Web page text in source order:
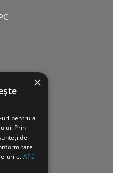
×
pentru a
Prin
de
urile. Află